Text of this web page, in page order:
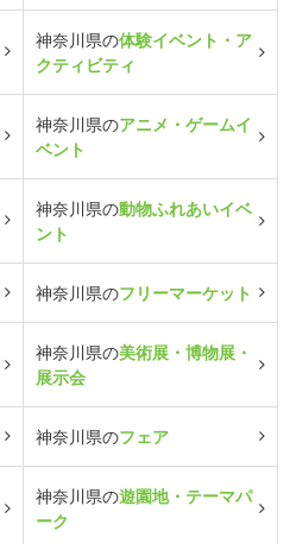
神奈川県の体験イベント・ア
クティビティ
神奈川県のアニメ・ゲームイ
ベント
神奈川県の動物ふれあいイベ
ント
神奈川県のフリーマーケット
神奈川県の美術展・博物展・
展示会
神奈川県のフェア
神奈川県の遊園地・テーマパ
ーク